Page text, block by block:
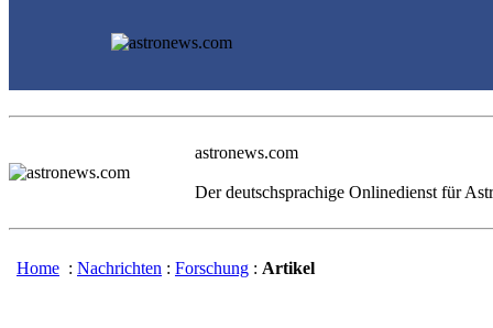
astronews.com
Der deutschsprachige Onlinedienst für
Home : Nachrichten : Forschung : Artikel